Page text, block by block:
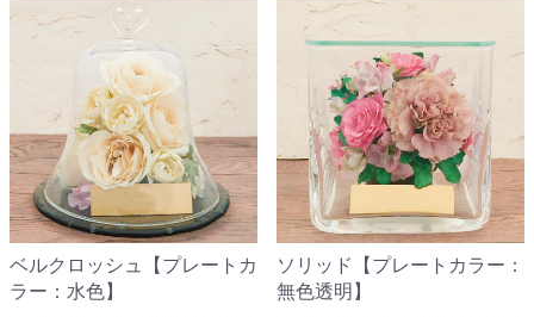
ベルクロッシュ【プレートカ
ラー：水色】
ソリッド【プレートカラー：
無色透明】